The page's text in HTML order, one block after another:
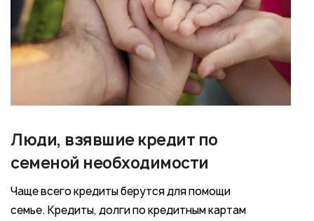
Люди, взявшие кредит по
семеной необходимости
Чаще всего кредиты берутся для помощи
семье. Кредиты, долги по кредитным картам